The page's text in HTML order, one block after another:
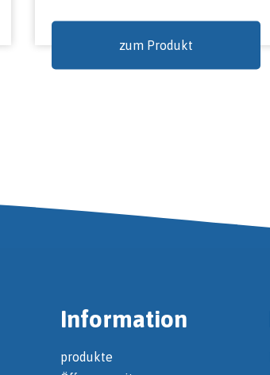
zum Produkt
Information
produkte